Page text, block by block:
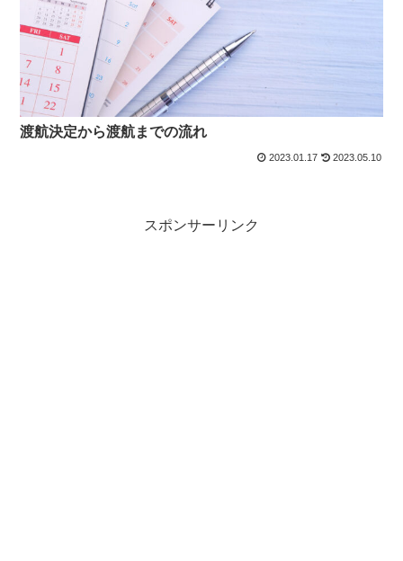
渡航決定から渡航までの流れ
2023.01.17 2023.05.10
スポンサーリンク